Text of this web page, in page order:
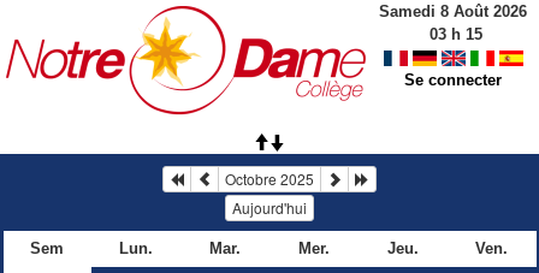
Samedi 8 Août 2026
03h 15
Se connecter
Octobre 2025
Aujourd'hui
Sem Lun. Mar. Mer. Jeu.
Ven.